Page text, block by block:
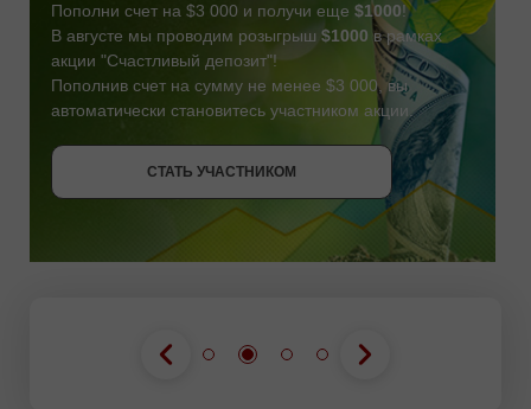
СТАТЬ УЧАСТНИКОМ
Пополни счет на $3 000 и получи еще $1000!
В августе мы проводим розыгрыш $1000 в рамках
акции "Счастливый депозит"!
Пополнив счет на сумму не менее $3 000, вы
автоматически становитесь участником акции.
СТАТЬ УЧАСТНИКОМ
ПОЛУЧИТЬ БОНУС